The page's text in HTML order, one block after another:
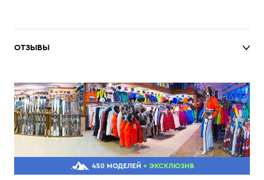
ОТЗЫВЫ
450 МОДЕЛЕЙ + ЭКСКЛЮЗИВ